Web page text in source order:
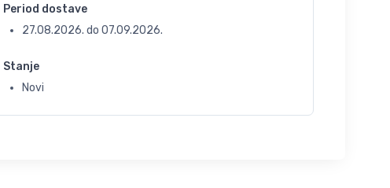
Period dostave
27.08.2026. do 07.09.2026.
Stanje
Novi